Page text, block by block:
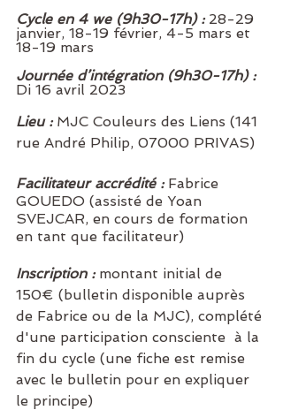
Cycle en 4 we (9h30-17h) : 28-29
janvier, 18-19 février, 4-5 mars et
18-19 mars
Journée d’intégration (9h30-17h) :
Di 16 avril 2023
Lieu : MJC Couleurs des Liens (141
rue André Philip, 07000 PRIVAS)
Facilitateur accrédité : Fabrice
GOUEDO (assisté de Yoan
SVEJCAR, en cours de formation
en tant que facilitateur)
Inscription : montant initial de
150€ (bulletin disponible auprès
de Fabrice ou de la MJC), complété
d'une participation consciente  à la
fin du cycle (une fiche est remise
avec le bulletin pour en expliquer
le principe)